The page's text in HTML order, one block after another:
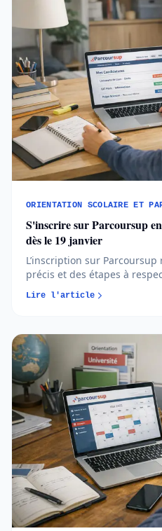
ORIENTATION SCOLAIRE ET
S'inscrire sur Parcoursup
dès le 19 janvier
L’inscription sur
précis et des étapes à
comprenant quand et
vous avancez plus
Lire l'article